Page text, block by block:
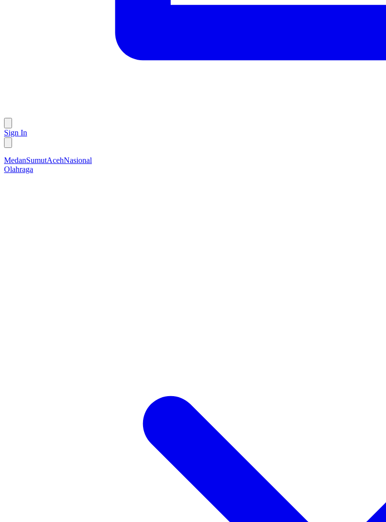
Sign In
MedanSumutAcehNasional
Olahraga